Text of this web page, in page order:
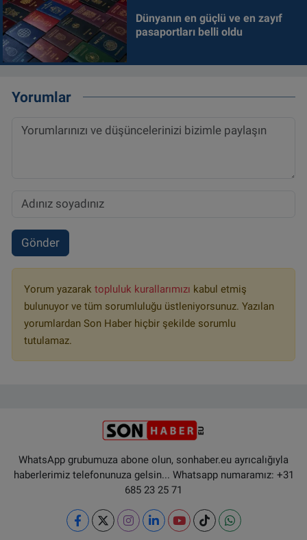
Dünyanın en güçlü ve en zayıf
pasaportları belli oldu
Yorumlar
Gönder
Yorum yazarak topluluk kurallarımızı kabul etmiş
bulunuyor ve tüm sorumluluğu üstleniyorsunuz. Yazılan
yorumlardan Son Haber hiçbir şekilde sorumlu
tutulamaz.
WhatsApp grubumuza abone olun, sonhaber.eu ayrıcalığıyla
haberlerimiz telefonunuza gelsin... Whatsapp numaramız: +31
685 23 25 71